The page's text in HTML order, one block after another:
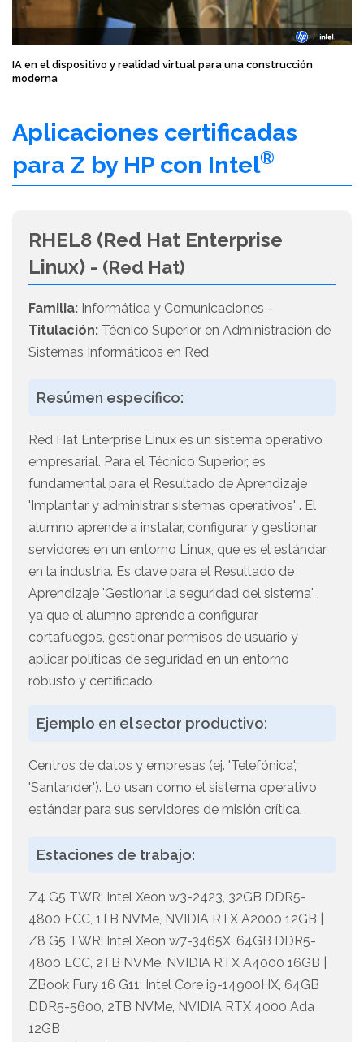
IA en el dispositivo y realidad virtual para una construcción
moderna
Aplicaciones certificadas
para Z by HP con Intel®
RHEL8 (Red Hat Enterprise
Linux) - (Red Hat)
Familia: Informática y Comunicaciones -
Titulación: Técnico Superior en Administración de
Sistemas Informáticos en Red
Resúmen específico:
Red Hat Enterprise Linux es un sistema operativo
empresarial. Para el Técnico Superior, es
fundamental para el Resultado de Aprendizaje
'Implantar y administrar sistemas operativos' . El
alumno aprende a instalar, configurar y gestionar
servidores en un entorno Linux, que es el estándar
en la industria. Es clave para el Resultado de
Aprendizaje 'Gestionar la seguridad del sistema' ,
ya que el alumno aprende a configurar
cortafuegos, gestionar permisos de usuario y
aplicar políticas de seguridad en un entorno
robusto y certificado.
Ejemplo en el sector productivo:
Centros de datos y empresas (ej. 'Telefónica',
'Santander'). Lo usan como el sistema operativo
estándar para sus servidores de misión crítica.
Estaciones de trabajo:
Z4 G5 TWR: Intel Xeon w3-2423, 32GB DDR5-
4800 ECC, 1TB NVMe, NVIDIA RTX A2000 12GB |
Z8 G5 TWR: Intel Xeon w7-3465X, 64GB DDR5-
4800 ECC, 2TB NVMe, NVIDIA RTX A4000 16GB |
ZBook Fury 16 G11: Intel Core i9-14900HX, 64GB
DDR5-5600, 2TB NVMe, NVIDIA RTX 4000 Ada
12GB